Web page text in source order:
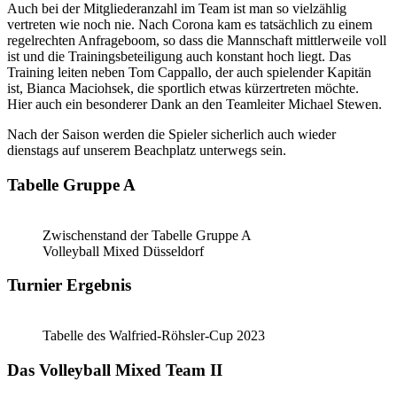
Auch bei der Mitgliederanzahl im Team ist man so vielzählig
vertreten wie noch nie. Nach Corona kam es tatsächlich zu einem
regelrechten Anfrageboom, so dass die Mannschaft mittlerweile voll
ist und die Trainingsbeteiligung auch konstant hoch liegt. Das
Training leiten neben Tom Cappallo, der auch spielender Kapitän
ist, Bianca Maciohsek, die sportlich etwas kürzertreten möchte.
Hier auch ein besonderer Dank an den Teamleiter Michael Stewen.
Nach der Saison werden die Spieler sicherlich auch wieder
dienstags auf unserem Beachplatz unterwegs sein.
Tabelle Gruppe A
Zwischenstand der Tabelle Gruppe A
Volleyball Mixed Düsseldorf
Turnier Ergebnis
Tabelle des Walfried-Röhsler-Cup 2023
Das Volleyball Mixed Team II